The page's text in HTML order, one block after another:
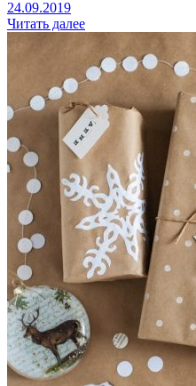
24.09.2019
Читать далее